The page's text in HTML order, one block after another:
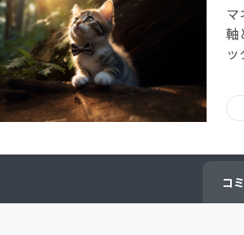
おす
アート・写真
テクノロジー・ガジェット
チャレンジ
マ
軸
ッ
コ